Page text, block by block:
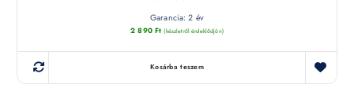
Garancia: 2 év
2 890 Ft (készletről érdeklődjön)
Kosárba teszem